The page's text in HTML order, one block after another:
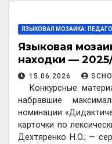
ЯЗЫКОВАЯ МОЗАИКА:
Языковая
находки —
15.06.2026
Конкурсные
набравшие
номинации
карточки по
Дехтяренко Н.О.; —